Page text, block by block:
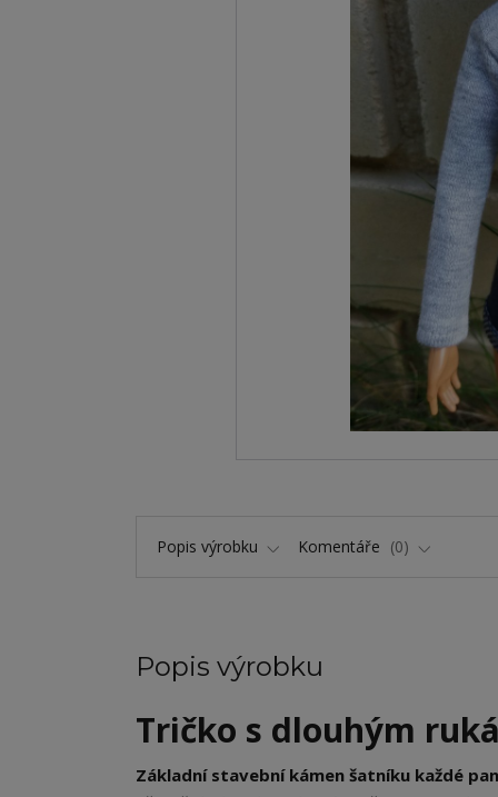
Popis výrobku Komentáře 0
Popis výrobku
Tričko s dlouhým
Základní stavební kámen šatníku každé